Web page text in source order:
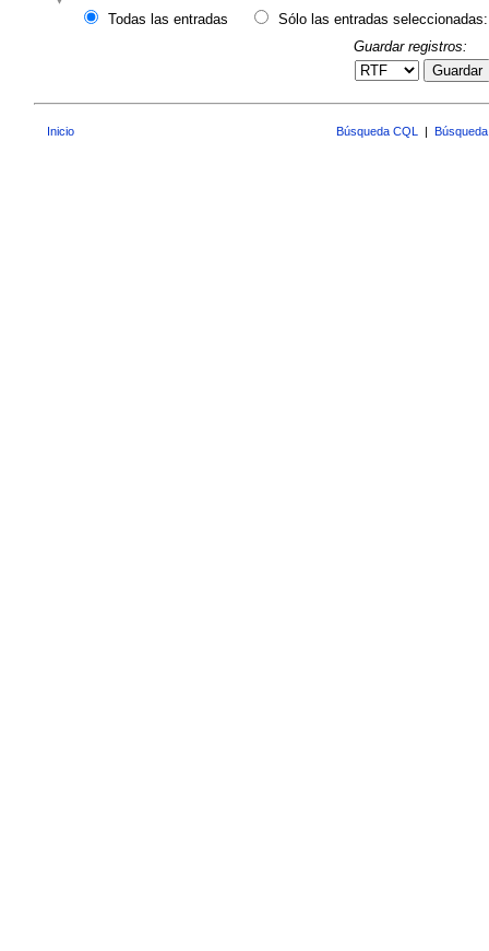
Todas las entradas
Sólo las entradas seleccionadas:
Guardar registros:
Guardar
Inicio Búsqueda CQL